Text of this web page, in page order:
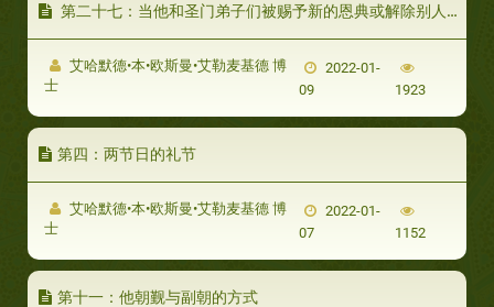
第二十七：当他和圣门弟子们被赐予新的恩典或解除别人的报复时，就会向真主叩头表示感谢- 第二十六：他的坐和行走：
艾哈默德•本•欧斯曼•艾勒麦基德 博
士
2022-01-
09
1923
第四：两节日的礼节
艾哈默德•本•欧斯曼•艾勒麦基德 博
士
2022-01-
07
1152
第十一：他朝觐与副朝的方式